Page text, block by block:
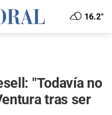
16.2°
"Todavía no
tras ser